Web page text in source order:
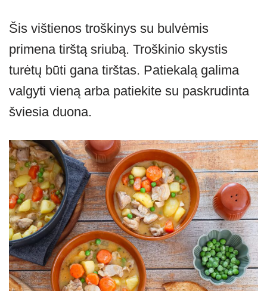
Šis vištienos troškinys su bulvėmis
primena tirštą sriubą. Troškinio skystis
turėtų būti gana tirštas. Patiekalą galima
valgyti vieną arba patiekite su paskrudinta
šviesia duona.